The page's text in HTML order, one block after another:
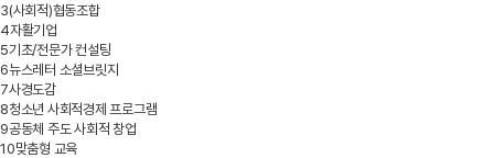
3(사회적)협동조합
4자활기업
5기초/전문가 컨설팅
6뉴스레터 소셜브릿지
7사경도감
8청소년 사회적경제 프로그램
9공동체 주도 사회적 창업
10맞춤형 교육